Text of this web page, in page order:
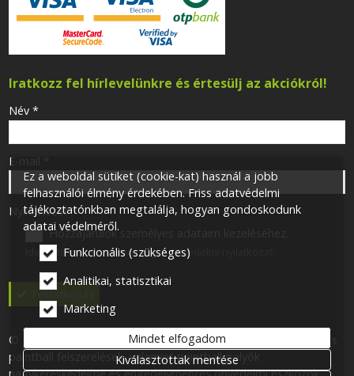
Iratkozz fel hírlevelünkre és értesülj az akciókról!
-
-
-
-
-
Név *
E-mail
Nyilatkozat*
Hozzájárulok személyes adataim kezeléséhez.
Ide kattintva tekinthető meg:Adatvédelmi nyilatkozat
Feliratkozás
© 2026 Minden jog fenntartva! One for One 113 Kft. Airsoft- és
paintball felszerelések, valamint paintball golyók
Ez a weboldal sütiket (cookie-kat) használ a jobb
felhasználói élmény érdekében. Friss adatvédelmi
tájékoztatónkban megtalálja, hogyan gondoskodunk
adatai védelméről.
Funkcionális (szükséges)
Analitikai, statisztikai
Marketing
Mindet elfogadom
Kiválasztottak mentése